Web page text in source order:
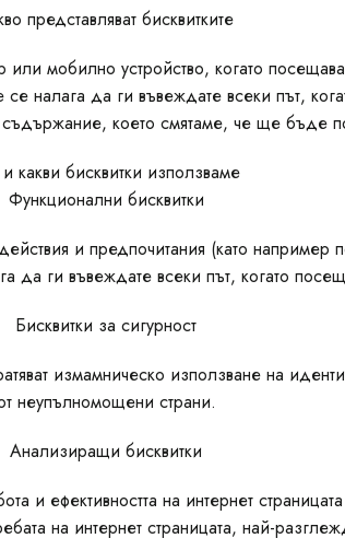
представляват бисквитките
мобилно устройство, когато
да ги въвеждате всеки път,
което смятаме, че ще бъде
какви бисквитки използваме
Функционални бисквитки
и предпочитания (като
ги въвеждате всеки път, когато
Бисквитки за сигурност
измамническо използване на
неупълномощени страни.
Анализиращи бисквитки
ефективността на интернет
на интернет страницата, най-